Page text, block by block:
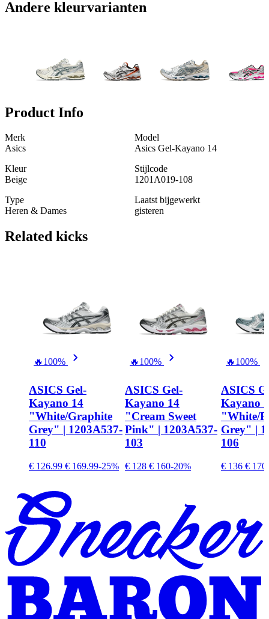
Andere kleurvarianten
Product Info
Merk
Asics
Model
Asics Gel-Kayano 14
Kleur
Beige
Stijlcode
1201A019-108
Type
Heren & Dames
Laatst bijgewerkt
gisteren
Related kicks
🔥 100%
ASICS Gel-
Kayano 14
"White/Graphite
Grey" | 1203A537-
110
€ 126.99 € 169.99-25%
🔥 100%
ASICS Gel-
Kayano 14
"Cream Sweet
Pink" | 1203A537-
103
€ 128 € 160-20%
🔥 100%
ASICS
Kayano
"White/
Grey" |
106
€ 136 € 170